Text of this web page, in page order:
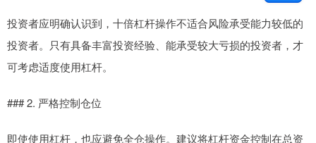
投资者应明确认识到，十倍杠杆操作不适合风险承受能力较低的
投资者。只有具备丰富投资经验、能承受较大亏损的投资者，才
可考虑适度使用杠杆。
### 2. 严格控制仓位
即使使用杠杆，也应避免全仓操作。建议将杠杆资金控制在总资